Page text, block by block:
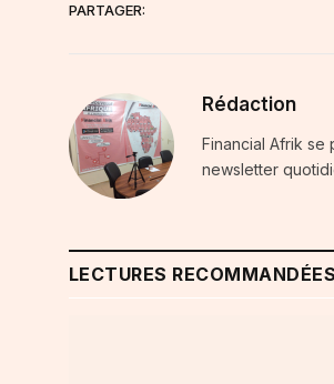
PARTAGER:
Rédaction
Financial Afrik
newsletter
LECTURES RECOMMANDÉES